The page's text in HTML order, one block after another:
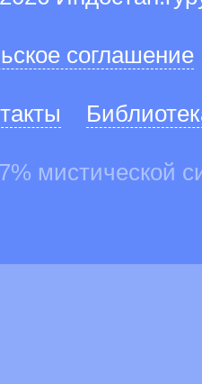
соглашение
мистической